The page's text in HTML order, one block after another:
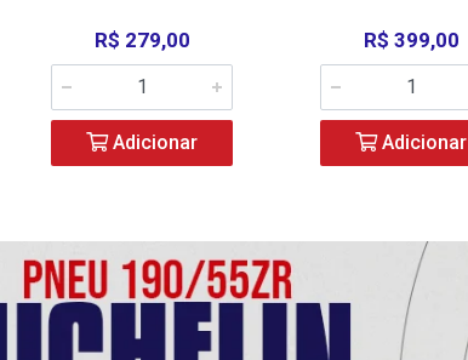
R$ 279,00
Adicionar
R$ 399,00
Adicionar